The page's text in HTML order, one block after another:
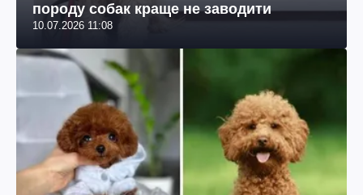
породу собак краще не заводити
10.07.2026 11:08